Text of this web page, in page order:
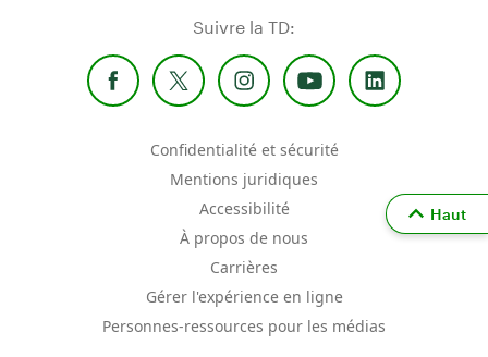
Suivre la TD:
Confidentialité et sécurité
Mentions juridiques
Accessibilité
À propos de nous
Carrières
Gérer l'expérience en ligne
Personnes-ressources pour les médias
Haut